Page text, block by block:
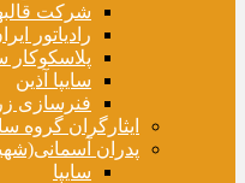
شرکت
رادیاتور
پلاسکوکار
سایپا آذین
فنرسازی زر
ایثارگران گروه
پدران
سایپا